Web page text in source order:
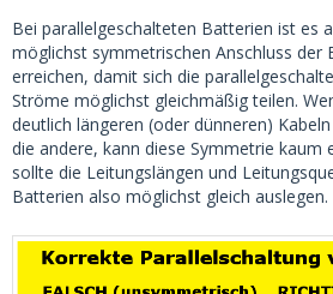
Bei parallelgeschalteten Batterien ist es
möglichst symmetrischen Anschluss der
erreichen, damit sich die
Ströme möglichst gleichmäßig teilen.
deutlich längeren (oder dünneren)
die andere, kann diese Symmetrie kaum
sollte die Leitungslängen und
Batterien also möglichst gleich auslegen.